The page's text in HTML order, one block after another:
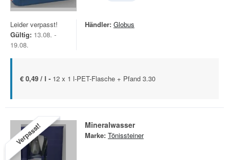
Leider verpasst!
Gültig: 13.08. -
19.08.
Händler: Globus
€ 0,49 / l - 12 x 1 l-PET-Flasche + Pfand 3.30
Verpasst! Mineralwasser
Marke: Tönissteiner